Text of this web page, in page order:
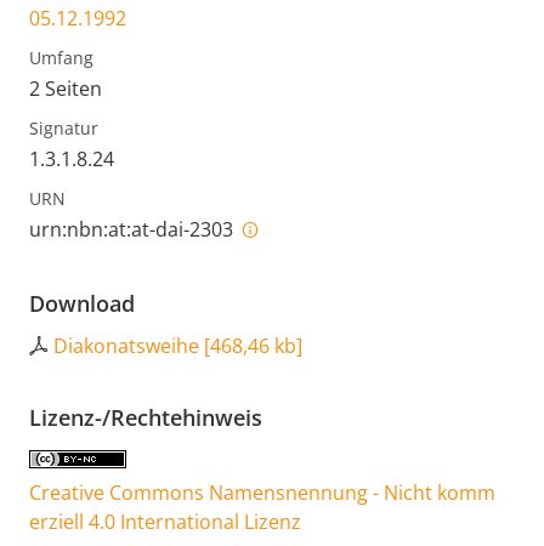
05.12.1992
Umfang
2 Seiten
Signatur
1.3.1.8.24
URN
urn:nbn:at:at-dai-2303
Download
Diakonatsweihe [468,46 kb]
Lizenz-/Rechtehinweis
Creative Commons Namensnennung - Nicht komm
erziell 4.0 International Lizenz